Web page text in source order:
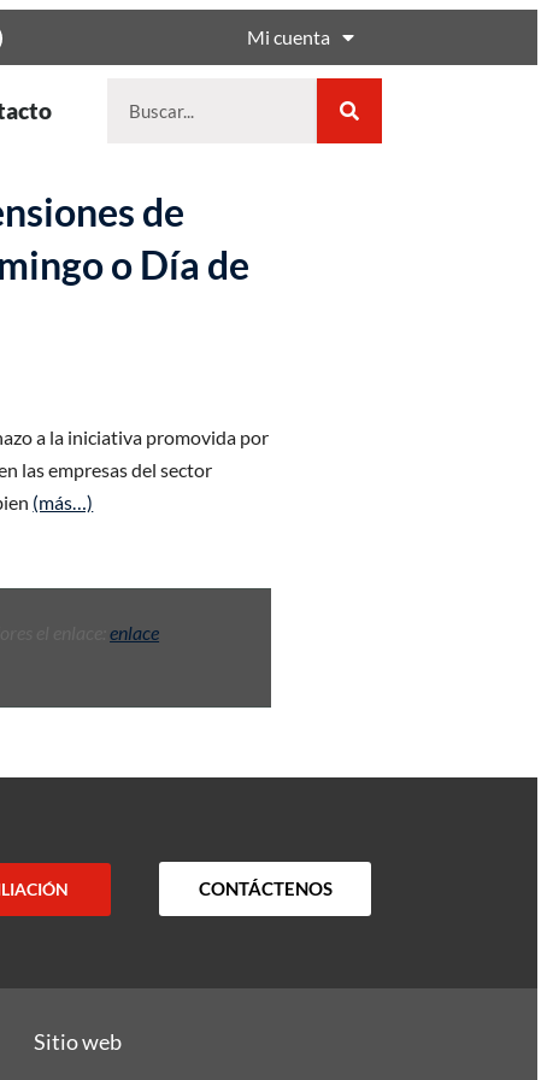
Mi cuenta
de
o Día de
a la iniciativa promovida por
las empresas del sector
(más…)
el enlace:enlace
CONTÁCTENOS
Sitio web